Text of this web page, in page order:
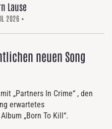
Lause
2026 •
neuen Song
„Partners In Crime“ , den
erwartetes
„Born To Kill“.